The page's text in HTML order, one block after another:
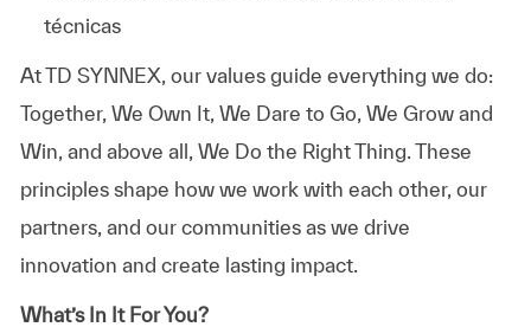
técnicas
At TD SYNNEX, our values guide everything we do:
Together, We Own It, We Dare to Go, We Grow and
Win, and above all, We Do the Right Thing. These
principles shape how we work with each other, our
partners, and our communities as we drive
innovation and create lasting impact.
What’s In It For You?